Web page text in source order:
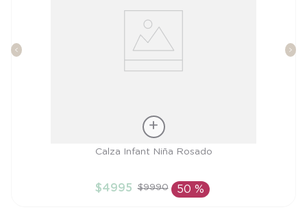
AÑADIR AL CARRITO
Calza Infant Niña Rosado
$4995 $9990 50 %